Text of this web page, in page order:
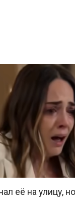
её на улицу,